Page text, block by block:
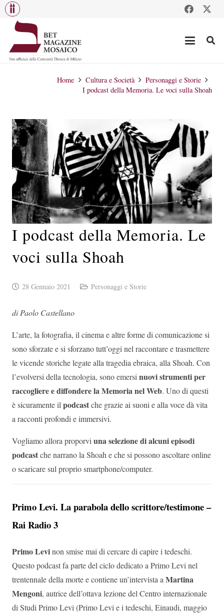
Home Cultura e Società
Personaggi e Storie
I podcast della Memoria. Le voci sulla Shoah
I podcast della Memoria. Le
voci sulla Shoah
28 Gennaio 2021 Personaggi e Storie
di Paolo Castellano
L’arte, la fotografia, il cinema e altre forme di comunicazione si
sono sforzate e si sforzano tutt’oggi nel raccontare e trasmettere
le vicende storiche legate alla tragedia ebraica, alla Shoah. Con
l’evolversi della tecnologia, sono emersinuovi strumenti per
raccogliere e diffondere la Memoria nel Web. Uno di questi
è sicuramente ilpodcastche grazie ai suoni e alla voce dà vita
a racconti profondi e immersivi.
Vogliamo allora proporviuna selezione di alcuni episodi
podcastche narrano la Shoah e che si possono ascoltare online
o scaricare sul proprio smartphone/computer.
Primo Levi. La parabola dello scrittore/testimone –
Rai Radio 3
Primo Levinon smise mai di cercare di capire i tedeschi.
Questo podcast fa parte del ciclo dedicato a Primo Levi nel
trentennale della morte e contiene un’intervista aMartina
Mengoni, autrice dell’ottava lezione del Centro internazionale
di Studi Primo Levi (Primo Levi e i tedeschi, Einaudi, maggio